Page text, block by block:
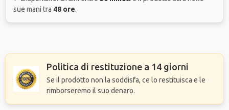
sue mani tra 48 ore.
Politica di restituzione a 14 giorni
Se il prodotto non la soddisfa, ce lo restituisca e le
rimborseremo il suo denaro.